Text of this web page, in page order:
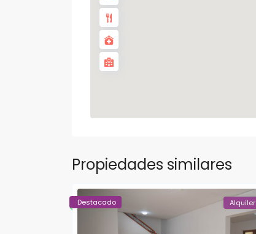
Propiedades similares
Alquiler
Destacado